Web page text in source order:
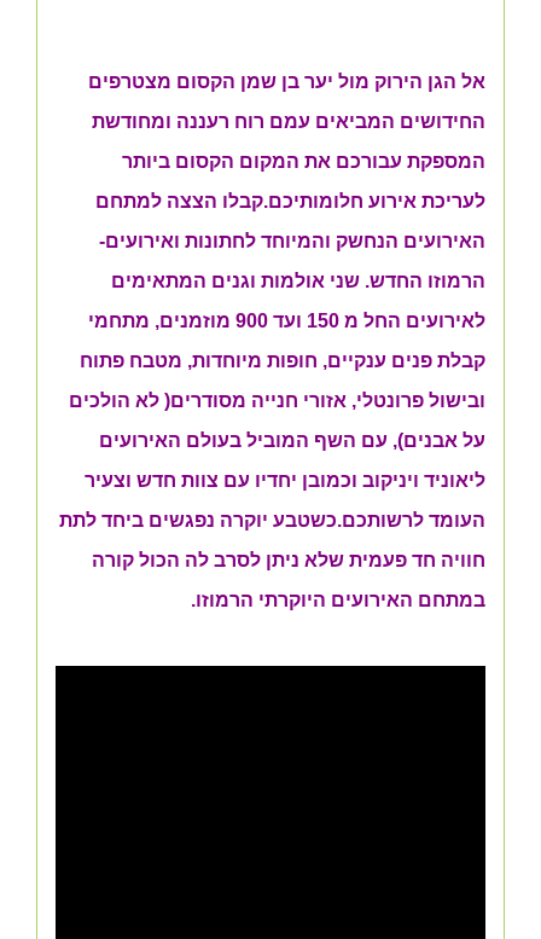
שירות אישי בקליק
אל הגן הירוק מול יער בן שמן הקסום מצטרפים
החידושים המביאים עמם רוח רעננה ומחודשת
המספקת עבורכם את המקום הקסום ביותר
לעריכת אירוע חלומותיכם.קבלו הצצה למתחם
האירועים הנחשק והמיוחד לחתונות ואירועים-
הרמוזו החדש. שני אולמות וגנים המתאימים
לאירועים החל מ 150 ועד 900 מוזמנים, מתחמי
קבלת פנים ענקיים, חופות מיוחדות, מטבח פתוח
ובישול פרונטלי, אזורי חנייה מסודרים( לא הולכים
על אבנים), עם השף המוביל בעולם האירועים
ליאוניד ויניקוב וכמובן יחדיו עם צוות חדש וצעיר
העומד לרשותכם.כשטבע יוקרה נפגשים ביחד לתת
חוויה חד פעמית שלא ניתן לסרב לה הכול קורה
במתחם האירועים היוקרתי הרמוזו.